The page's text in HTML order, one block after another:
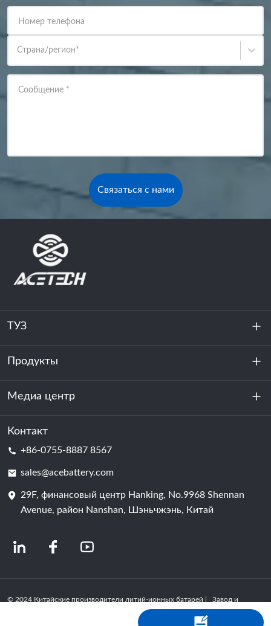
Номер телефона
Страна/регион*
Сообщение *
Связаться с нами
ТУЗ
О нас
устойчивость
Продукты
Хранение энергии
Центр обработки данных и серверная комната
Батарейная ячейка
Медиа центр
Новости
Контакт
+86-0755-8887 8567
sales@acebattery.com
29F, финансовый центр Hanking, No.9968 Shennan
Avenue, район Nanshan, Шэньчжэнь, Китай
© 2024 Китайские производители литий-ионных батарей | Завод и
компания по производству литиевых батарей | ACE Battery Powered by
политика конфиденциальности 粤ICP备2022150578号